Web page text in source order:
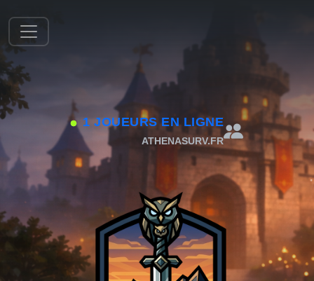
1 JOUEURS EN LIGNE
ATHENASURV.FR